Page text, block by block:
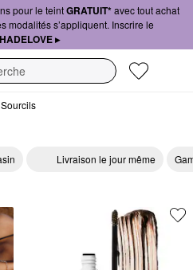
pour le teintGRATUIT*avec tout achat
modalités s’appliquent. Inscrire le
▸
Sourcils
Livraison le jour même